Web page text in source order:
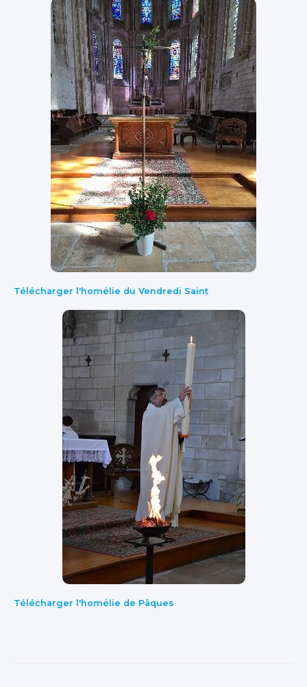
Télécharger l'homélie du Vendredi Saint
Télécharger l'homélie de Pâques